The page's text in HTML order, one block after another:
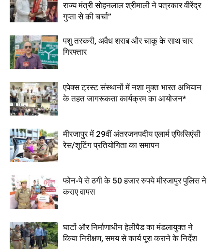
राज्य मंत्री सोहनलाल श्रीमाली ने पत्रकार वीरेंद्र
गुप्ता से की चर्चा”
पशु तस्करी, अवैध शराब और चाकू के साथ चार
गिरफ्तार
एपेक्स ट्रस्ट संस्थानों में नशा मुक्त भारत अभियान
के तहत जागरूकता कार्यक्रम का आयोजन*
मीरजापुर में 29वीं अंतरजनपदीय एलार्म एफिसिएंसी
रेस/शूटिंग प्रतियोगिता का समापन
फोन-पे से ठगी के 50 हजार रुपये मीरजापुर पुलिस ने
कराए वापस
घाटों और निर्माणाधीन हेलीपैड का मंडलायुक्त ने
किया निरीक्षण, समय से कार्य पूरा कराने के निर्देश